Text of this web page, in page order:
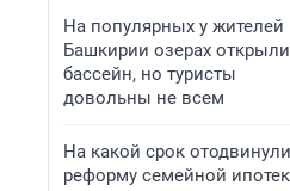
На популярных у жителей
Башкирии озерах открыли
бассейн, но туристы
довольны не всем
На какой срок отодвинули
реформу семейной